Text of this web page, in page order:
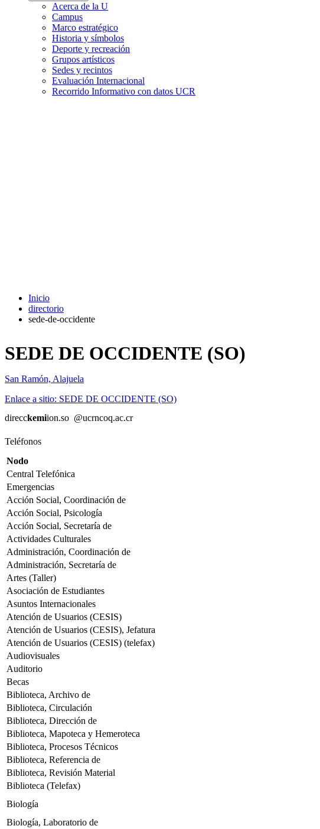
Acerca de la U
Campus
Marco estratégico
Historia y símbolos
Deporte y recreación
Grupos artísticos
Sedes y recintos
Evaluación Internacional
Recorrido Informativo con datos UCR
Inicio
directorio
sede-de-occidente
SEDE DE OCCIDENTE (SO)
San Ramón, Alajuela
Enlace a sitio: SEDE DE OCCIDENTE (SO)
direcckemiion.so @ucrncoq.ac.cr
Teléfonos
Nodo
Central Telefónica
Emergencias
Acción Social, Coordinación de
Acción Social, Psicología
Acción Social, Secretaría de
Actividades Culturales
Administración, Coordinación de
Administración, Secretaría de
Artes (Taller)
Asociación de Estudiantes
Asuntos Internacionales
Atención de Usuarios (CESIS)
Atención de Usuarios (CESIS), Jefatura
Atención de Usuarios (CESIS) (telefax)
Audiovisuales
Auditorio
Becas
Biblioteca, Archivo de
Biblioteca, Circulación
Biblioteca, Dirección de
Biblioteca, Mapoteca y Hemeroteca
Biblioteca, Procesos Técnicos
Biblioteca, Referencia de
Biblioteca, Revisión Material
Biblioteca (Telefax)
Biología
Biología, Laboratorio de